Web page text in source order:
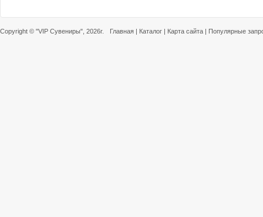
Copyright © "VIP Сувениры" , 2026г. Главная | Каталог | Карта сайта | Популярные